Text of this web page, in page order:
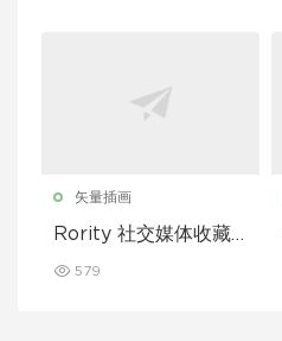
矢量插画
Rority 社交媒体收藏
579